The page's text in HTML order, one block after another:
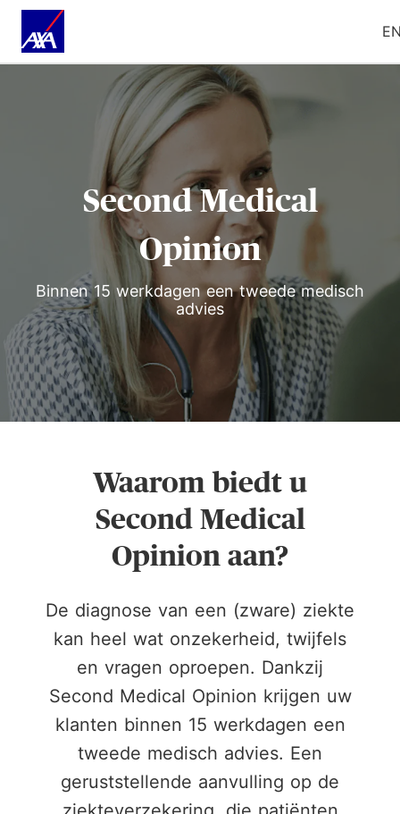
Second Medical
Opinion
Binnen 15 werkdagen een tweede medisch
advies
Waarom biedt u
Second Medical
Opinion aan?
De diagnose van een (zware) ziekte
kan heel wat onzekerheid, twijfels
en vragen oproepen. Dankzij
Second Medical Opinion krijgen uw
klanten binnen 15 werkdagen een
tweede medisch advies. Een
geruststellende aanvulling op de
0
1
0
1